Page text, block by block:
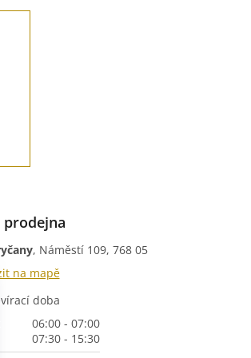
prodejna
, Náměstí 109, 768 05
na mapě
doba
06:00 - 07:00
07:30 - 15:30